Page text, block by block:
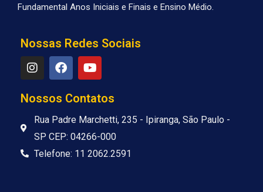
Fundamental Anos Iniciais e Finais e Ensino Médio.
Nossas Redes Sociais
I
n
s
t
a
g
r
a
m
F
a
c
e
b
o
o
k
Y
o
u
t
u
b
e
Nossos Contatos
Rua Padre Marchetti, 235 - Ipiranga, São Paulo -
SP CEP: 04266-000
Telefone: 11 2062.2591